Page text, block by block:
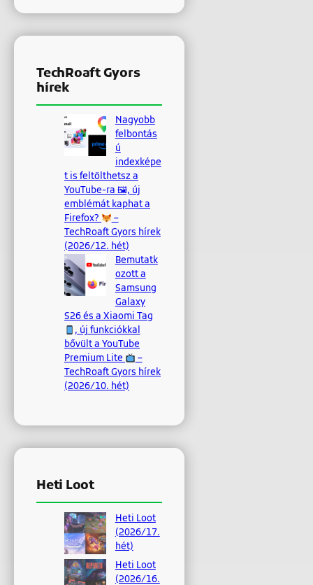
TechRoaft Gyors
hírek
Nagyobb
felbontás
ú
indexképe
t is feltölthetsz a
YouTube-ra 🖼, új
emblémát kaphat a
Firefox?
–
TechRoaft Gyors hírek
(2026/12. hét)
Bemutatk
ozott a
Samsung
Galaxy
S26 és a Xiaomi Tag
, új funkciókkal
bővült a YouTube
Premium Lite
–
TechRoaft Gyors hírek
(2026/10. hét)
Heti Loot
Heti Loot
(2026/17.
hét)
Heti Loot
(2026/16.